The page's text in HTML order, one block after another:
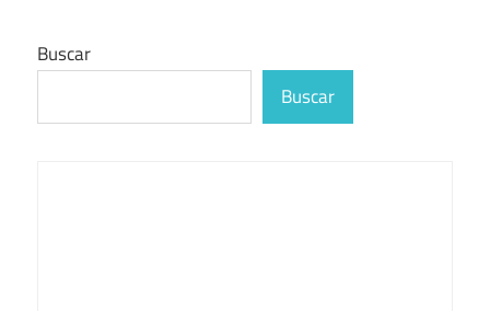
Buscar
Buscar